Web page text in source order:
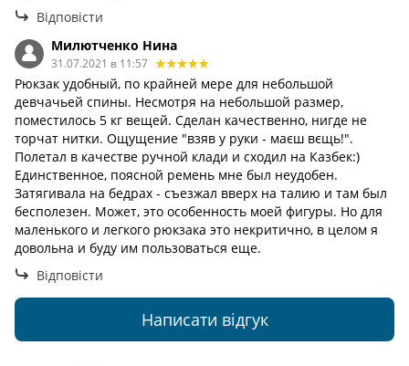
Відповісти
Милютченко Нина
31.07.2021 в 11:57
Рюкзак удобный, по крайней мере для небольшой
девчачьей спины. Несмотря на небольшой размер,
поместилось 5 кг вещей. Сделан качественно, нигде не
торчат нитки. Ощущение "взяв у руки - маєш вєщь!".
Полетал в качестве ручной клади и сходил на Казбек:)
Единственное, поясной ремень мне был неудобен.
Затягивала на бедрах - съезжал вверх на талию и там был
бесполезен. Может, это особенность моей фигуры. Но для
маленького и легкого рюкзака это некритично, в целом я
довольна и буду им пользоваться еще.
Відповісти
Написати відгук